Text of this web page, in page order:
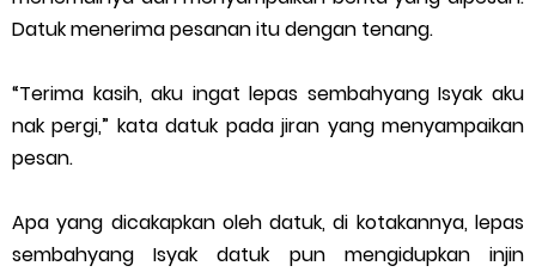
Datuk menerima pesanan itu dengan tenang.
“Terima kasih, aku ingat lepas sembahyang Isyak aku
nak pergi,” kata datuk pada jiran yang menyampaikan
pesan.
Apa yang dicakapkan oleh datuk, di kotakannya, lepas
sembahyang Isyak datuk pun mengidupkan injin